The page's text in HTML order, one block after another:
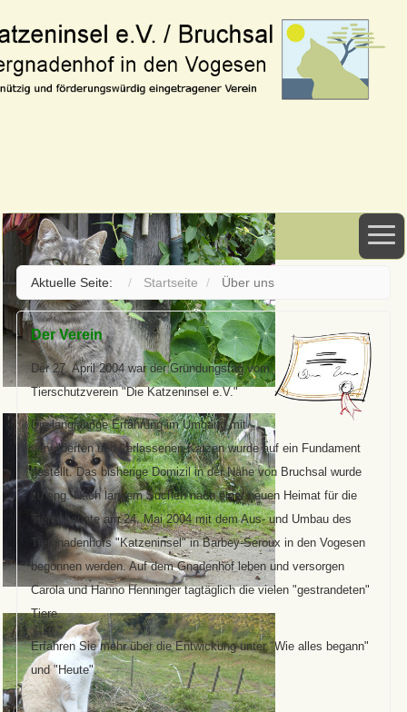
Aktuelle Seite: Startseite Über uns
Der Verein
Der 27. April 2004 war der Gründungstag vom
Tierschutzverein "Die Katzeninsel e.V."
Die langjährige Erfahrung im Umgang mit
verwilderten und verlassenen Katzen wurde auf ein Fundament
gestellt. Das bisherige Domizil in der Nähe von Bruchsal wurde
zu eng. Nach langem Suchen nach einer neuen Heimat für die
Tiere, konnte am 24. Mai 2004 mit dem Aus- und Umbau des
Tiergnadenhofs "Katzeninsel" in Barbey-Seroux in den Vogesen
begonnen werden. Auf dem Gnadenhof leben und versorgen
Carola und Hanno Henninger tagtäglich die vielen "gestrandeten"
Tiere.
Erfahren Sie mehr über die Entwickung unter "Wie alles begann"
und "Heute".